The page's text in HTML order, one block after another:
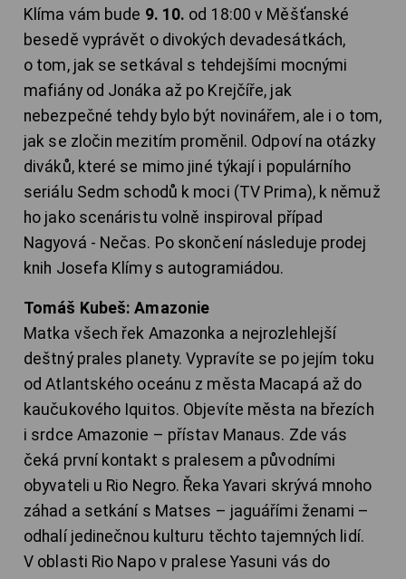
Klíma vám bude 9. 10. od 18:00 v Měšťanské
besedě vyprávět o divokých devadesátkách,
o tom, jak se setkával s tehdejšími mocnými
mafiány od Jonáka až po Krejčíře, jak
nebezpečné tehdy bylo být novinářem, ale i o tom,
jak se zločin mezitím proměnil. Odpoví na otázky
diváků, které se mimo jiné týkají i populárního
seriálu Sedm schodů k moci (TV Prima), k němuž
ho jako scenáristu volně inspiroval případ
Nagyová - Nečas. Po skončení následuje prodej
knih Josefa Klímy s autogramiádou.
Tomáš Kubeš: Amazonie
Matka všech řek Amazonka a nejrozlehlejší
deštný prales planety. Vypravíte se po jejím toku
od Atlantského oceánu z města Macapá až do
kaučukového Iquitos. Objevíte města na březích
i srdce Amazonie – přístav Manaus. Zde vás
čeká první kontakt s pralesem a původními
obyvateli u Rio Negro. Řeka Yavari skrývá mnoho
záhad a setkání s Matses – jaguářími ženami –
odhalí jedinečnou kulturu těchto tajemných lidí.
V oblasti Rio Napo v pralese Yasuni vás do